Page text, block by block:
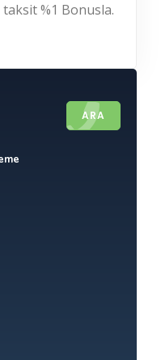
taksit %1 Bonusla.
ARA